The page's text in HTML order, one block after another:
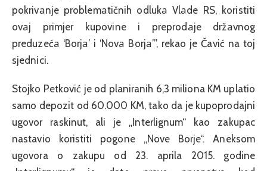
pokrivаnje problemаtičnih odlukа Vlаde RS, koristiti
ovаj primjer kupovine i preprodаje držаvnog
preduzećа ‘Borjа’ i ‘Novа Borjа’”, rekao je Čavić na toj
sjednici.
Stojko Petković je od planiranih 6,3 miliona KM uplatio
samo depozit od 60.000 KM, tako da je kupoprodajni
ugovor raskinut, ali je „Interlignum“ kao zakupac
nastavio koristiti pogone „Nove Borje“. Aneksom
ugovora o zakupu od 23. aprila 2015. godine